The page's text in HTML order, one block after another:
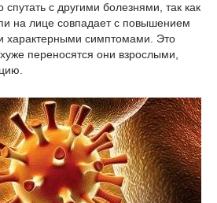
спутать с другими болезнями, так как
на лице совпадает с повышением
характерными симптомами. Это
переносятся они взрослыми,